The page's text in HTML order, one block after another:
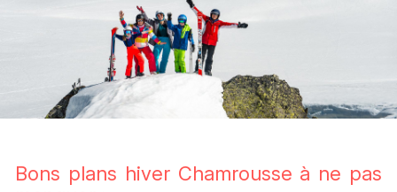
Bons plans hiver Chamrousse à ne pas